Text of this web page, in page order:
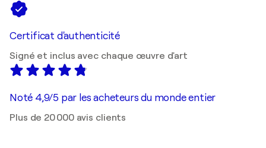
Certificat d'authenticité
Signé et inclus avec chaque œuvre d'art
Noté 4,9/5 par les acheteurs du monde entier
Plus de 20 000 avis clients